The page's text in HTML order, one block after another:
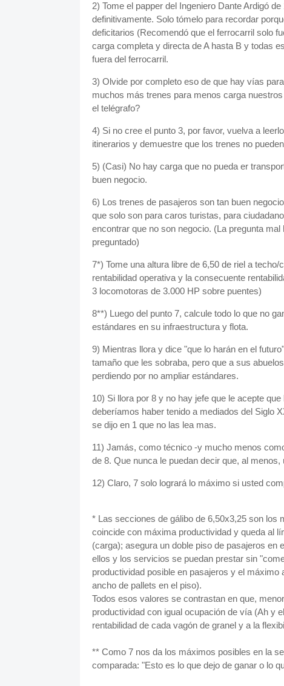
2) Tome el papper del Ingeniero Dante Ardigó
definitivamente. Solo tómelo para recordar
deficitarios (Recomendó que el ferrocarril solo
carga completa y directa de A hasta B y todas
fuera del ferrocarril.
3) Olvide por completo eso de que hay vías
muchos más trenes para menos carga
el telégrafo?
4) Si no cree el punto 3, por favor, vuelva a
itinerarios y demuestre que los trenes no
5) (Casi) No hay carga que no pueda er
buen negocio.
6) Los trenes de pasajeros son tan buen
que solo son para caros turistas, para
encontrar que no son negocio. (La pregunta
preguntado)
7*) Tome una altura libre de 6,50 de riel a
rentabilidad operativa y la consecuente
3 locomotoras de 3.000 HP sobre puentes)
8**) Luego del punto 7, calcule todo lo que no
estándares en su infraestructura y flota.
9) Mientras llora y dice "que lo harán en el
tamaño que les sobraba, pero que a sus
perdiendo por no ampliar estándares.
10) Si llora por 8 y no hay jefe que le acepte
deberíamos haber tenido a mediados del Siglo
se dijo en 1 que no las lea mas.
11) Jamás, como técnico -y mucho menos
de 8. Que nunca le puedan decir que, al
12) Claro, 7 solo logrará lo máximo si usted
* Las secciones de gálibo de 6,50x3,25 son los
coincide con máxima productividad y queda al
(carga); asegura un doble piso de pasajeros en
ellos y los servicios se puedan prestar sin
productividad posible en pasajeros y el
ancho de pallets en el piso).
Todos esos valores se contrastan en que,
productividad con igual ocupación de vía (Ah y
rentabilidad de cada vagón de granel y a la
** Como 7 nos da los máximos posibles en la
comparada: "Esto es lo que dejo de ganar o lo